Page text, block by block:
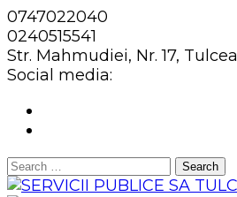
0747022040
0240515541
Str. Mahmudiei, Nr. 17, Tulcea
Social media:
Search
for: